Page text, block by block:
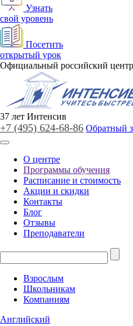
Узнать
свой уровень
Посетить
открытый урок
Официальный российский центр
37 лет Интенсив
+7 (495) 624-68-86 Обратный
О центре
Программы обучения
Расписание и стоимость
Акции и скидки
Контакты
Блог
Отзывы
Преподаватели
Взрослым
Школьникам
Компаниям
Английский